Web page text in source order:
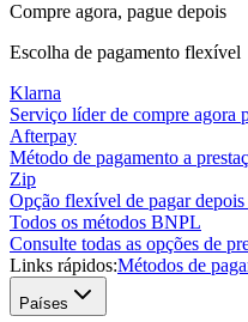
Compre agora, pague depois
Escolha de pagamento flexível
Klarna
Serviço líder de compre agora
Afterpay
Método de pagamento a
Zip
Opção flexível de pagar
Todos os métodos BNPL
Consulte todas as opções de
Links rápidos:Métodos de
Países